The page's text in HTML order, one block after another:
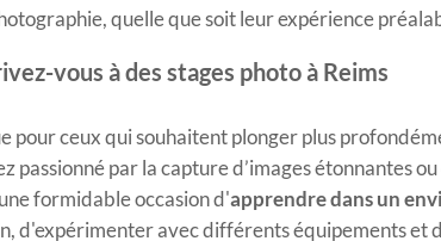
quelle que soit leur expérience
vous à des stages photo à Reims
ceux qui souhaitent plonger plus
passionné par la capture d’images étonnantes
formidable occasion d'apprendre dans un
d'expérimenter avec différents équipements et